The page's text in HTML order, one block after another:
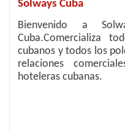
Solways Cuba
Bienvenido a
Cuba.Comercializa
cubanos y todos los
relaciones
hoteleras cubanas.